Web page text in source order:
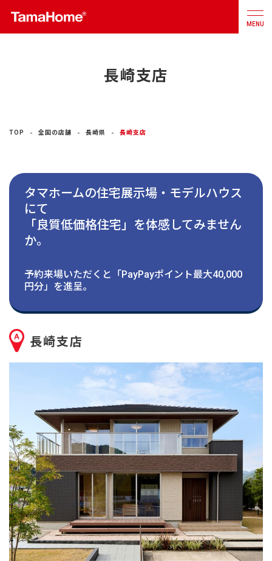
カタログ
リフォーム
不動産事業
建築実例
生活サービス・その他
企業・ IR情報
MENU
長崎支店
TOP 全国の店舗 長崎県 長崎支店
タマホームの住宅展示場・モデルハウス
にて
「良質低価格住宅」を体感してみません
か。
予約来場いただくと「PayPayポイント最大40,000
円分」を進呈。
長崎支店